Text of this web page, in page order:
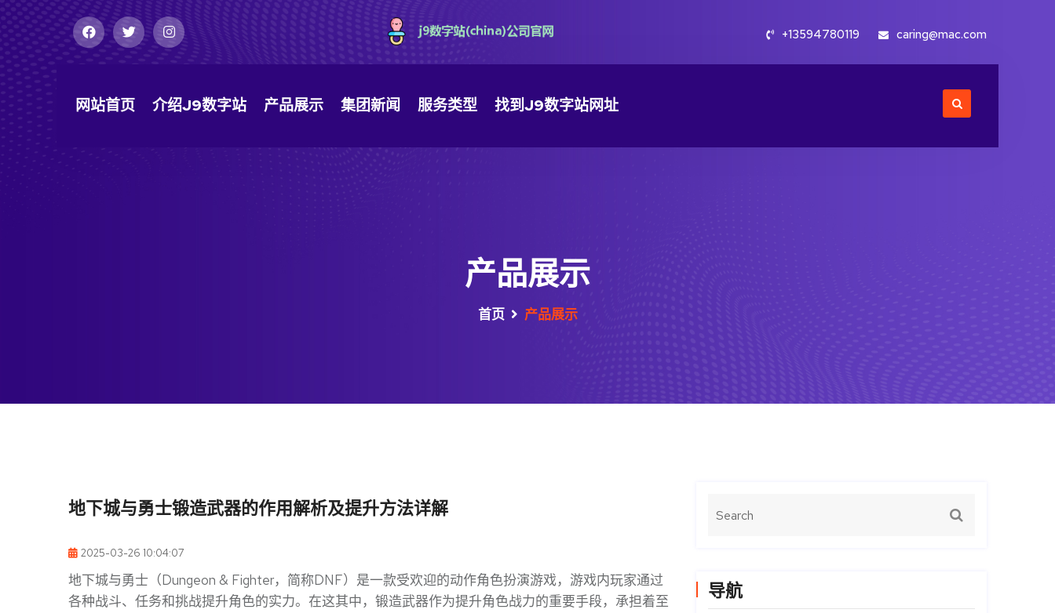
+13594780119 caring@mac.com
网站首页 介绍j9数字站 产品展示 集团新闻 服务类型 找到J9数字站网址
产品展示
首页 产品展示
地下城与勇士锻造武器的作用解析及提升方法详解
2025-03-26 10:04:07
地下城与勇士（Dungeon & Fighter，简称DNF）是一款受欢迎的动作角色扮演游戏，游戏内玩家通过
各种战斗、任务和挑战提升角色的实力。在这其中，锻造武器作为提升角色战力的重要手段，承担着至
导航